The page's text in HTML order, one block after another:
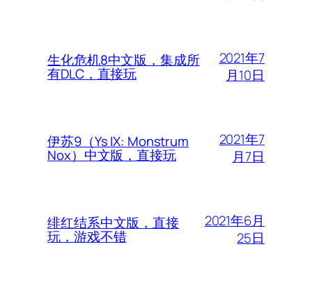
生化危机8中文版，集成所
有DLC，直接玩
2021年7
月10日
伊苏9（Ys IX: Monstrum
Nox）中文版，直接玩
2021年7
月7日
绯红结系中文版，直接
玩，游戏不错
2021年6月
25日